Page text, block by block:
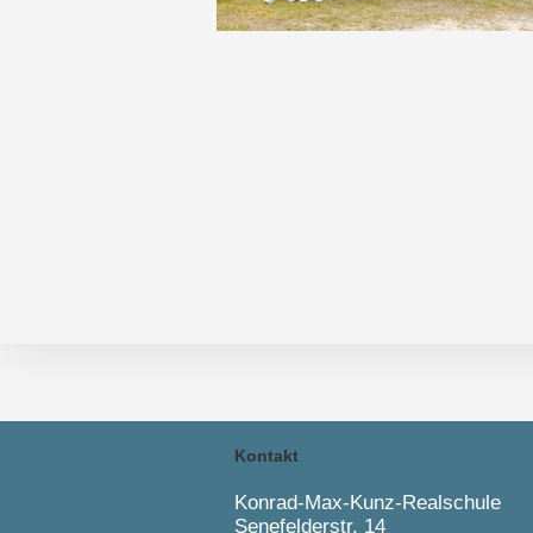
Kontakt
Konrad-Max-Kunz-Realschule
Senefelderstr. 14